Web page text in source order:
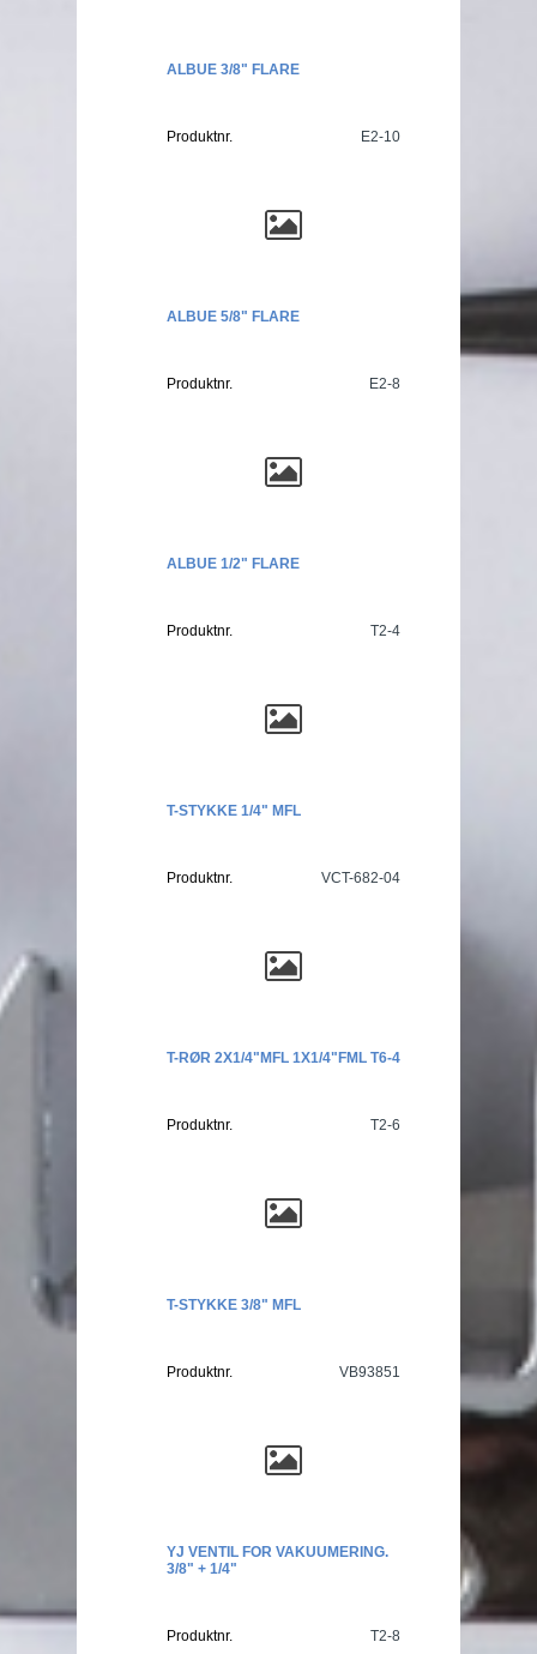
ALBUE 3/8" FLARE
Produktnr. E2-10
ALBUE 5/8" FLARE
Produktnr. E2-8
ALBUE 1/2" FLARE
Produktnr. T2-4
T-STYKKE 1/4" MFL
Produktnr. VCT-682-04
T-RØR 2X1/4"MFL 1X1/4"FML T6-4
Produktnr. T2-6
T-STYKKE 3/8" MFL
Produktnr. VB93851
YJ VENTIL FOR VAKUUMERING.
3/8" + 1/4"
Produktnr. T2-8